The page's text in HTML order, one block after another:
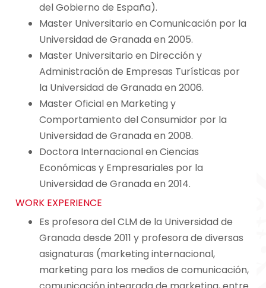
del Gobierno de España).
Master Universitario en Comunicación por la
Universidad de Granada en 2005.
Master Universitario en Dirección y
Administración de Empresas Turísticas por
la Universidad de Granada en 2006.
Master Oficial en Marketing y
Comportamiento del Consumidor por la
Universidad de Granada en 2008.
Doctora Internacional en Ciencias
Económicas y Empresariales por la
Universidad de Granada en 2014.
WORK EXPERIENCE
Es profesora del CLM de la Universidad de
Granada desde 2011 y profesora de diversas
asignaturas (marketing internacional,
marketing para los medios de comunicación,